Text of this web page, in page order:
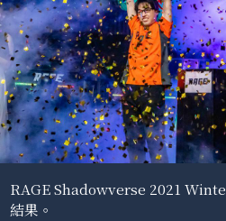
RAGE Shadowverse 2021
結果。